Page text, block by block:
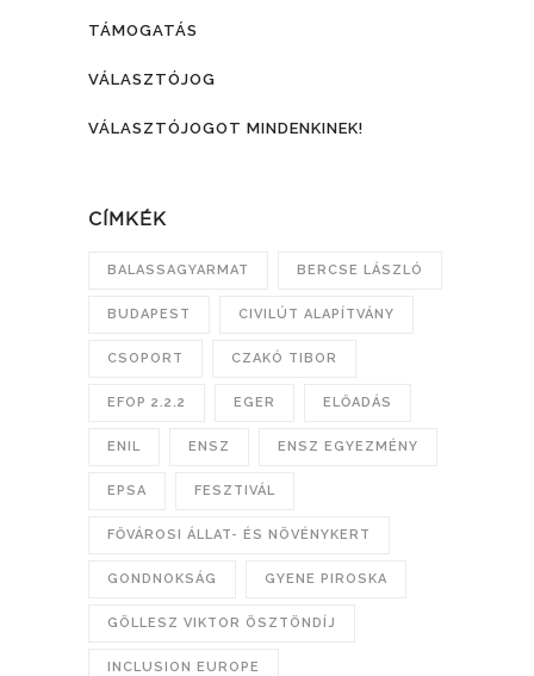
TÁMOGATÁS
VÁLASZTÓJOG
VÁLASZTÓJOGOT MINDENKINEK!
CÍMKÉK
BALASSAGYARMAT BERCSE LÁSZLÓ
BUDAPEST CIVILÚT ALAPÍTVÁNY
CSOPORT CZAKÓ TIBOR
EFOP 2.2.2 EGER ELŐADÁS
ENIL ENSZ ENSZ EGYEZMÉNY
EPSA FESZTIVÁL
FŐVÁROSI ÁLLAT- ÉS NÖVÉNYKERT
GONDNOKSÁG GYENE PIROSKA
GÖLLESZ VIKTOR ÖSZTÖNDÍJ
INCLUSION EUROPE